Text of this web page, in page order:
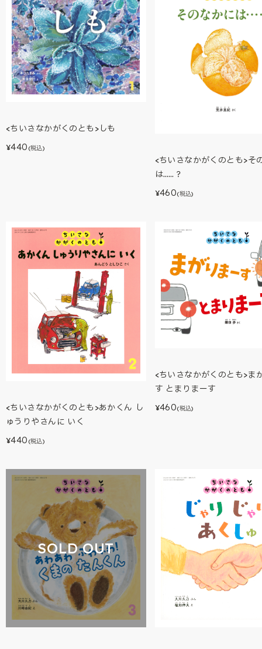
<ちいさなかがくのとも>しも
¥440 (税込)
<ちいさなかがくのとも>そ
は……？
¥460(税込)
<ちいさなかがくのとも>あかくん し
ゅうりやさんに いく
¥440 (税込)
<ちいさなかがくのとも>ま
す とまりまーす
¥460(税込)
SOLD OUT